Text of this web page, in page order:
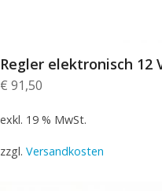
Regler elektronisch 12
€ 91,50
exkl. 19 % MwSt.
zzgl. Versandkosten